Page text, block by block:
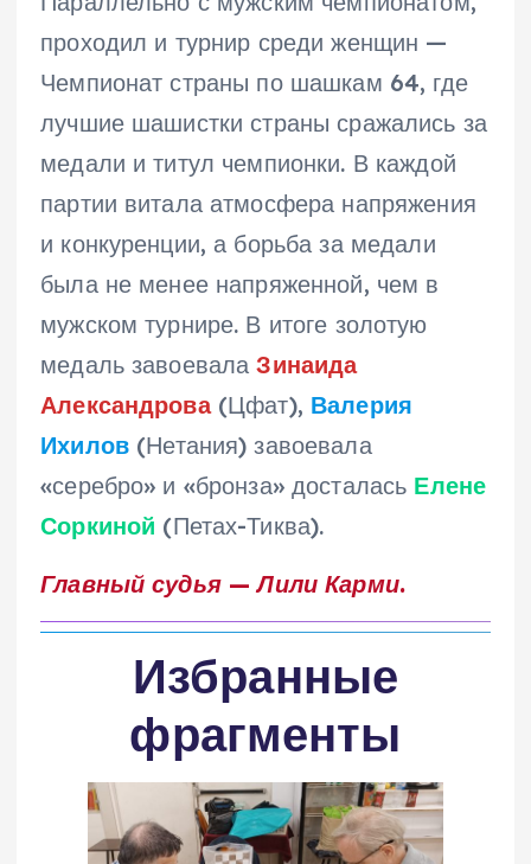
проходил и турнир среди женщин —
Чемпионат страны по шашкам 64, где
лучшие шашистки страны сражались за
медали и титул чемпионки. В каждой
партии витала атмосфера напряжения
и конкуренции, а борьба за медали
была не менее напряженной, чем в
мужском турнире. В итоге золотую
медаль завоевалаЗинаида
Александрова(Цфат), Валерия
Ихилов(Нетания) завоевала
«серебро» и «бронза» досталась Елене
Соркиной (Петах-Тиква).
Главный судья — Лили Карми.
Избранные
фрагменты